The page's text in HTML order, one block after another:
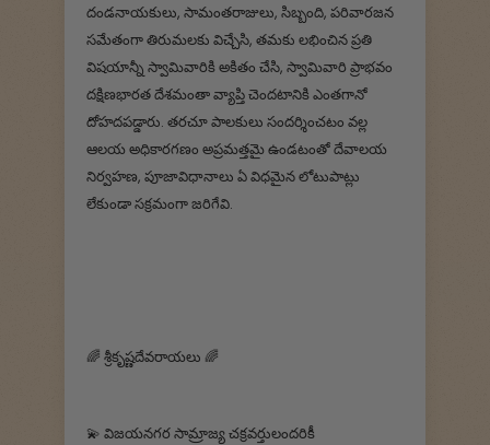
దండనాయకులు, సామంతరాజులు, సిబ్బంది, పరివారజన
సమేతంగా తిరుమలకు విచ్చేసి, తమకు లభించిన ప్రతి
విషయాన్నీ స్వామివారికి అకితం చేసి, స్వామివారి ప్రాభవం
దక్షిణభారత దేశమంతా వ్యాప్తి చెందటానికి ఎంతగానో
దోహదపడ్డారు. తరచూ పాలకులు సందర్శించటం వల్ల
ఆలయ అధికారగణం అప్రమత్తమై ఉండటంతో దేవాలయ
నిర్వహణ, పూజావిధానాలు ఏ విధమైన లోటుపాట్లు
లేకుండా సక్రమంగా జరిగేవి.
🌈 శ్రీకృష్ణదేవరాయలు 🌈
💫 విజయనగర సామ్రాజ్య చక్రవర్తులందరికీ